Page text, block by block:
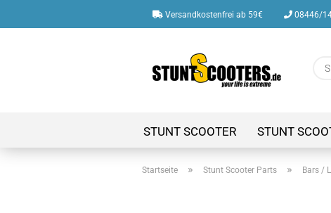
Versandkostenfrei ab 59€ 08446/
STUNT SCOOTER STUNT
Startseite » Stunt Scooter Parts » Bars /